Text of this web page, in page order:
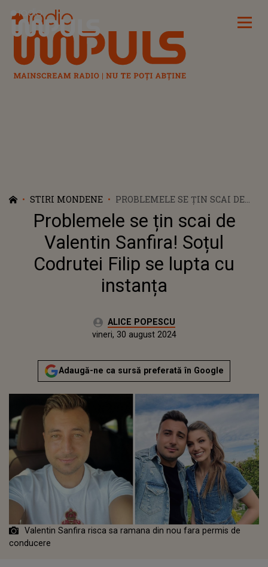
Radio Impuls
STIRI MONDENE
PROBLEMELE SE ȚIN SCAI DE
VALENTIN SANFIRA! SOȚUL
CODRUTEI FILIP SE LUPTA CU
INSTANȚA
Problemele se țin scai de
Valentin Sanfira! Soțul
Codrutei Filip se lupta cu
instanța
Autor:ALICE POPESCU
miercuri, 30 august 2023Actualizat:
vineri, 30 august 2024
Adaugă-ne ca sursă preferată în Google
Valentin Sanfira risca sa ramana din nou fara permis de
conducere